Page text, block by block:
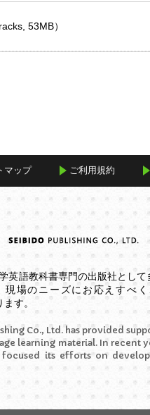
53MB）
マップ ご利用規約
英語教科書専門の出版社として
場のニーズにお応えすべ
す。
Co., Ltd. has provided
learning material. In recent
focused its efforts on